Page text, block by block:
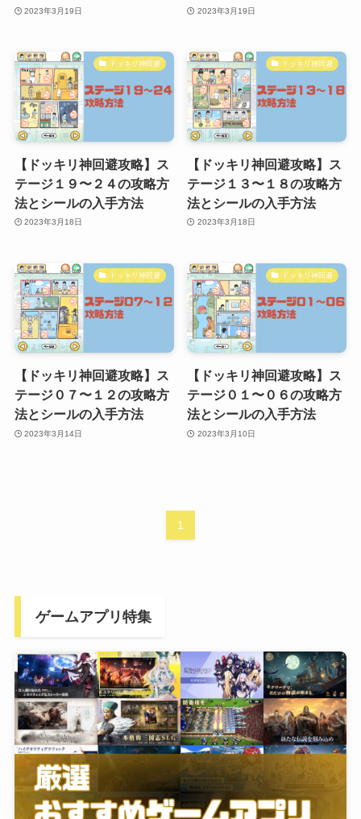
2023年3月19日 2023年3月19日
ドッキリ神回避
【ドッキリ神回避攻略】ス
テージ１９〜２４の攻略方
法とシールの入手方法
2023年3月18日
ドッキリ神回避
【ドッキリ神回避攻略】ス
テージ１３〜１８の攻略方
法とシールの入手方法
2023年3月18日
ドッキリ神回避
【ドッキリ神回避攻略】ス
テージ０７〜１２の攻略方
法とシールの入手方法
2023年3月14日
ドッキリ神回避
【ドッキリ神回避攻略】ス
テージ０１〜０６の攻略方
法とシールの入手方法
2023年3月10日
1
ゲームアプリ特集